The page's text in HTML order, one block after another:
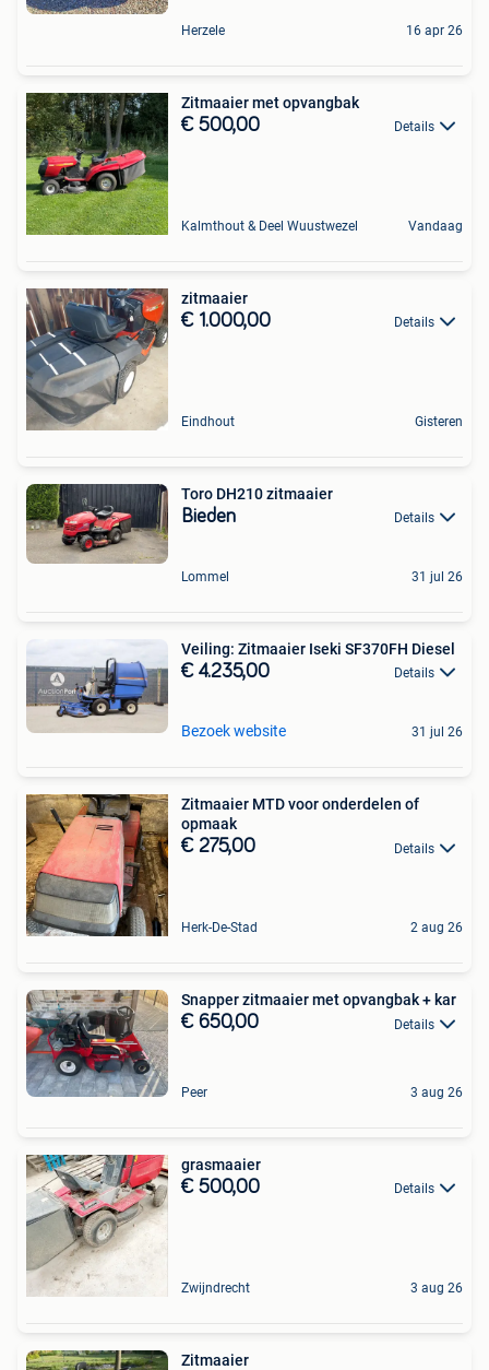
Herzele 16 apr 26
Zitmaaier met opvangbak
€ 500,00 Details
Kalmthout & Deel Wuustwezel Vandaag
zitmaaier
€ 1.000,00 Details
Eindhout Gisteren
Toro DH210 zitmaaier
Bieden Details
Lommel 31 jul 26
Veiling: Zitmaaier Iseki SF370FH Diesel
€ 4.235,00 Details
Bezoek website 31 jul 26
Zitmaaier MTD voor onderdelen of
opmaak
€ 275,00 Details
Herk-De-Stad 2 aug 26
Snapper zitmaaier met opvangbak + kar
€ 650,00 Details
Peer 3 aug 26
grasmaaier
€ 500,00 Details
Zwijndrecht 3 aug 26
Zitmaaier